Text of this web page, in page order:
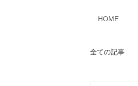
HOME
全ての記事